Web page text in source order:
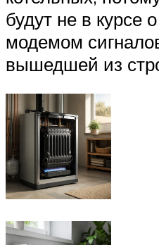
будут не в курсе
модемом
вышедшей из